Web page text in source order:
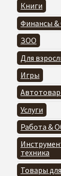
Книги
Финансы &
ЗОО
Для
Игры
Услуги
Работа &
техника
Товары